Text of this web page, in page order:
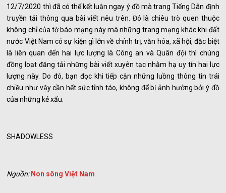
12/7/2020 thì đã có thể kết luận ngay ý đồ mà trang Tiếng Dân định
truyền tải thông qua bài viết nêu trên. Đó là chiêu trò quen thuộc
không chỉ của tờ báo mạng này mà những trang mạng khác khi đất
nước Việt Nam có sự kiện gì lớn về chính trị, văn hóa, xã hội, đặc biệt
là liên quan đến hai lực lượng là Công an và Quân đội thì chúng
đồng loạt đăng tải những bài viết xuyên tạc nhằm hạ uy tín hai lực
lượng này. Do đó, bạn đọc khi tiếp cận những luồng thông tin trái
chiều như vậy cần hết sức tỉnh táo, không để bị ảnh hưởng bởi ý đồ
của những kẻ xấu.
SHADOWLESS
Nguồn: Non sông Việt Nam